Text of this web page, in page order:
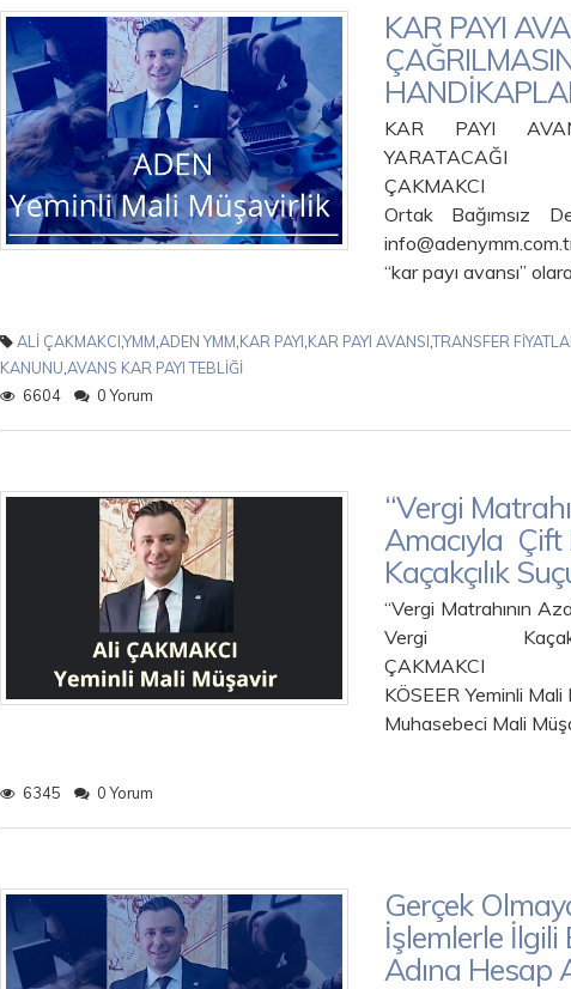
KAR PAYI
KAR PAYI
ÇAKMAKCI
Ortak Bağımsız
“kar payı avansı”
ALİ ÇAKMAKCI,YMM ADEN YMM KAR PAYI KAR PAYI AVANSI,TRANSFER
KANUNU AVANS KAR PAYI TEBLİĞİ
6604
0 Yorum
“Vergi
Amacıyla
Kaçakçılık
“Vergi Matrahının
Vergi
KÖSEER
Muhasebeci Mali
6345 0 Yorum
Gerçek
İşlemlerle
Adına Hesap